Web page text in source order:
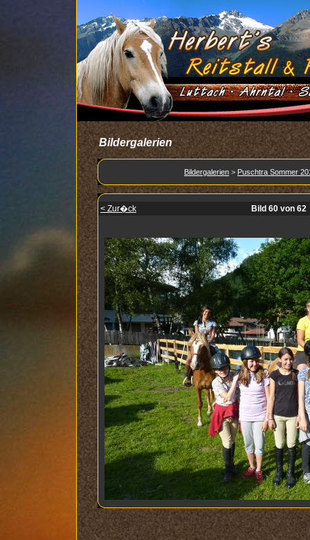
Bildergalerien
Bildergalerien > Puschtra Sommer
< Zur�ck Bild 60 von 62